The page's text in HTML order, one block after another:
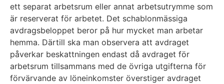
ett separat arbetsrum eller annat arbetsutrymme som
är reserverat för arbetet. Det schablonmässiga
avdragsbeloppet beror på hur mycket man arbetar
hemma. Därtill ska man observera att avdraget
påverkar beskattningen endast då avdraget för
arbetsrum tillsammans med de övriga utgifterna för
förvärvande av löneinkomster överstiger avdraget